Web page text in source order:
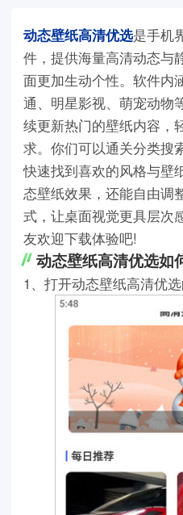
动态壁纸高清优选是手机
件，提供海量高清动态与
面更加生动个性。软件内
通、明星影视、萌宠动物
续更新热门的壁纸内容，
求。你们可以通关分类搜
快速找到喜欢的风格与壁
态壁纸效果，还能自由调
式，让桌面视觉更具层次
友欢迎下载体验吧!
动态壁纸高清优选如
1、打开动态壁纸高清优选